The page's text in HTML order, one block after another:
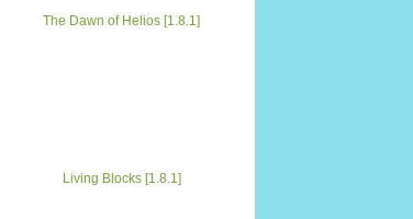
The Dawn of Helios [1.8.1]
Living Blocks [1.8.1]